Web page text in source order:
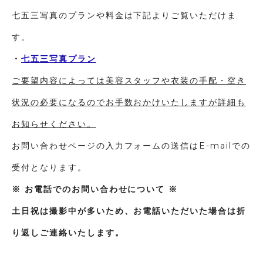
七五三写真のプランや料金は下記よりご覧いただけま
す。
・ 七五三写真プラン
ご要望内容によっては美容スタッフや衣装の手配・空き
状況の必要になるのでお手数おかけいたしますが詳細も
お知らせください。
お問い合わせページの入力フォームの送信はE-mailでの
受付となります。
※ お電話でのお問い合わせについて ※
土日祝は撮影中が多いため、お電話いただいた場合は折
り返しご連絡いたします。